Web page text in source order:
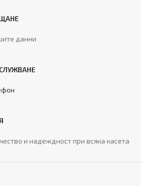
данни
и надеждност при всяка касета